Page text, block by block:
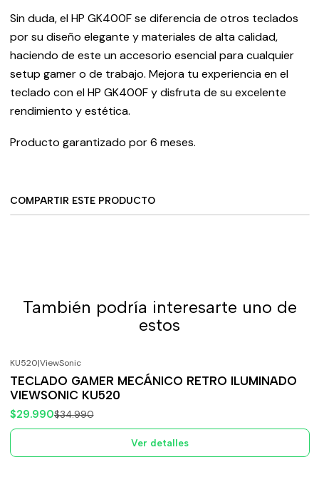
Sin duda, el HP GK400F se diferencia de otros teclados
por su diseño elegante y materiales de alta calidad,
haciendo de este un accesorio esencial para cualquier
setup gamer o de trabajo. Mejora tu experiencia en el
teclado con el HP GK400F y disfruta de su excelente
rendimiento y estética.
Producto garantizado por 6 meses.
COMPARTIR ESTE PRODUCTO
También podría interesarte uno de
estos
Agotado
KU520|ViewSonic
TECLADO GAMER MECÁNICO RETRO ILUMINADO
VIEWSONIC KU520
$29.990$34.990
Ver detalles